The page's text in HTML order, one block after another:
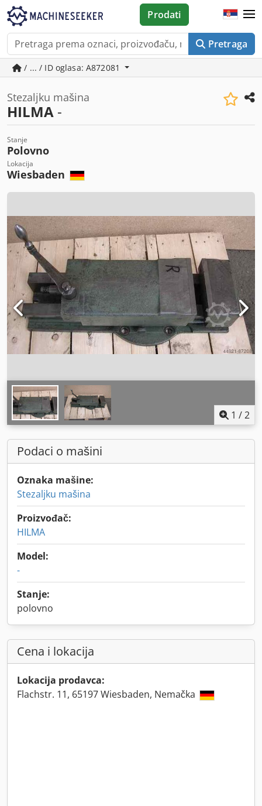
Pretraga
Prodati
/ ... / ID oglasa: A872081
Stezaljku mašina
HILMA -
Stanje
Polovno
Lokacija
Wiesbaden
1 /2
Podaci o mašini
Oznaka mašine:
Stezaljku mašina
Proizvođač:
HILMA
Model:
-
Stanje:
polovno
Cena i lokacija
Lokacija prodavca:
Flachstr. 11, 65197 Wiesbaden, Nemačka